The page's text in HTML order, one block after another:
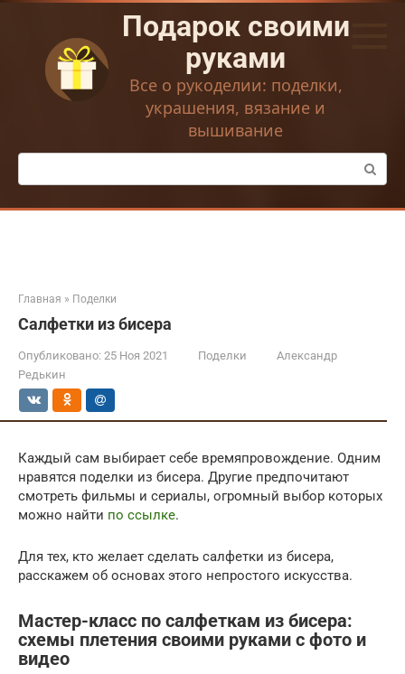
Перейти
контенту
Подарок своими
руками
Все о рукоделии: поделки,
украшения, вязание и
вышивание
Поиск:
Главная » Поделки
Салфетки из бисера
Опубликовано: 25 Ноя 2021 Поделки
Александр
Редькин
Каждый сам выбирает себе времяпровождение. Одним
нравятся поделки из бисера. Другие предпочитают
смотреть фильмы и сериалы, огромный выбор которых
можно найти по ссылке.
Для тех, кто желает сделать салфетки из бисера,
расскажем об основах этого непростого искусства.
Мастер-класс по салфеткам из бисера:
схемы плетения своими руками с фото и
видео